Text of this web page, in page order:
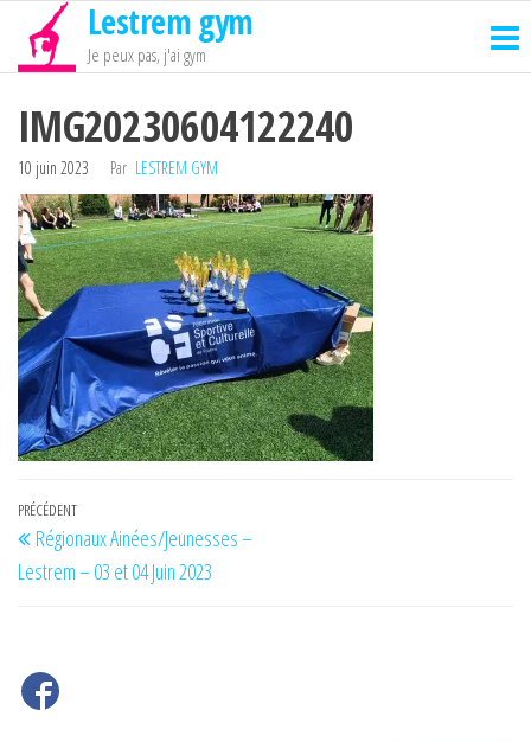
Passer
contenu
Lestrem gym
Je peux pas, j'ai gym
IMG20230604122240
10 juin 2023 Par LESTREM GYM
Navigation
de
l’article
Article
précédent
PRÉCÉDENT
Régionaux Ainées/Jeunesses –
Lestrem – 03 et 04 Juin 2023